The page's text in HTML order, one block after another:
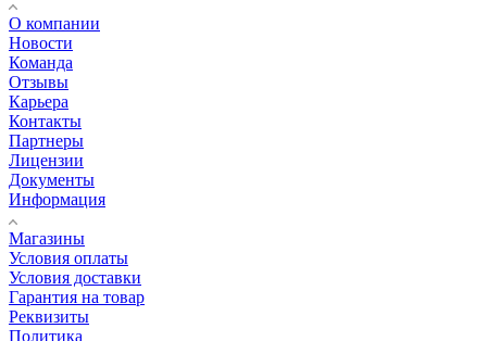
О компании
Новости
Команда
Отзывы
Карьера
Контакты
Партнеры
Лицензии
Документы
Информация
Магазины
Условия оплаты
Условия доставки
Гарантия на товар
Реквизиты
Политика